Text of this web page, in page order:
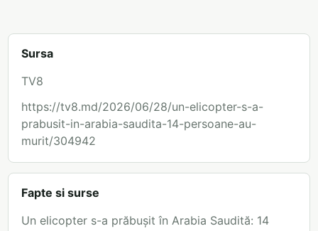
Sursa
TV8
https://tv8.md/2026/06/28/un-elicopter-s-a-
prabusit-in-arabia-saudita-14-persoane-au-
murit/304942
Fapte si surse
Un elicopter s-a prăbușit în Arabia Saudită: 14